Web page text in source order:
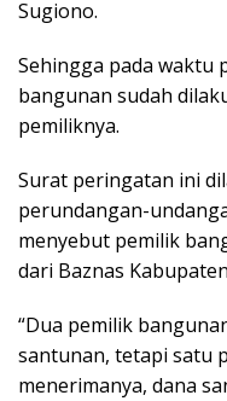
Sugiono.
Sehingga pada waktu
bangunan sudah
pemiliknya.
Surat peringatan ini
perundangan-
menyebut pemilik
dari Baznas
“Dua pemilik
santunan, tetapi satu
menerimanya, dana